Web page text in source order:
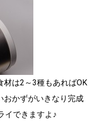
材は2～3種もあればOK
おかずがいきなり完成
イできますよ♪